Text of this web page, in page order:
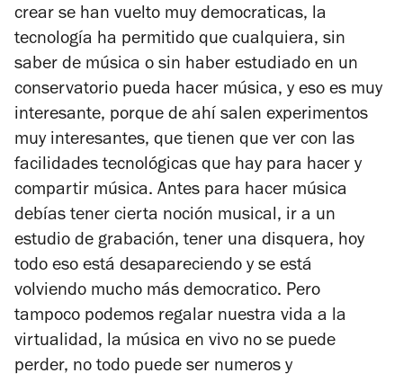
crear se han vuelto muy democraticas, la
tecnología ha permitido que cualquiera, sin
saber de música o sin haber estudiado en un
conservatorio pueda hacer música, y eso es muy
interesante, porque de ahí salen experimentos
muy interesantes, que tienen que ver con las
facilidades tecnológicas que hay para hacer y
compartir música. Antes para hacer música
debías tener cierta noción musical, ir a un
estudio de grabación, tener una disquera, hoy
todo eso está desapareciendo y se está
volviendo mucho más democratico. Pero
tampoco podemos regalar nuestra vida a la
virtualidad, la música en vivo no se puede
perder, no todo puede ser numeros y